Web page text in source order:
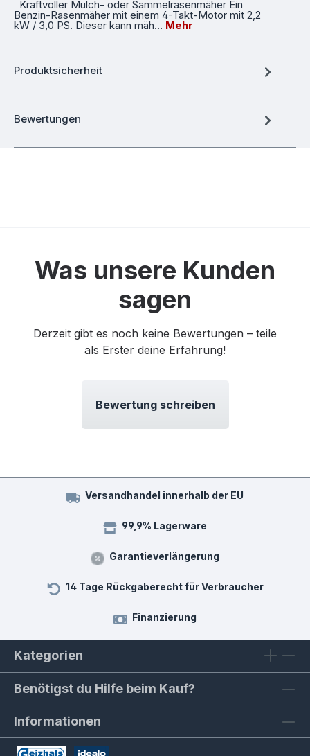
Kraftvoller Mulch- oder Sammelrasenmäher Ein
Benzin-Rasenmäher mit einem 4-Takt-Motor mit 2,2
kW / 3,0 PS. Dieser kann mäh… Mehr
Produktsicherheit
Bewertungen
Was unsere Kunden
sagen
Derzeit gibt es noch keine Bewertungen – teile
als Erster deine Erfahrung!
Bewertung schreiben
Versandhandel innerhalb der EU
99,9% Lagerware
Garantieverlängerung
14 Tage Rückgaberecht für Verbraucher
Finanzierung
Kategorien
Benötigst du Hilfe beim Kauf?
Informationen